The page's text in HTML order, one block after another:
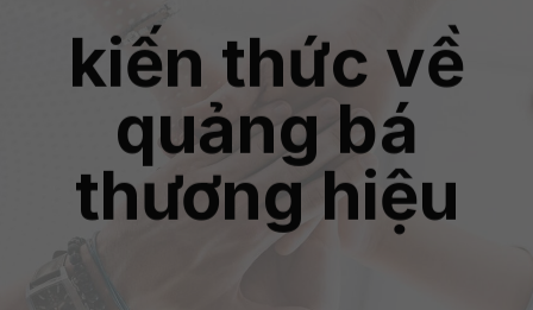
kiến thức về
quảng bá
thương hiệu